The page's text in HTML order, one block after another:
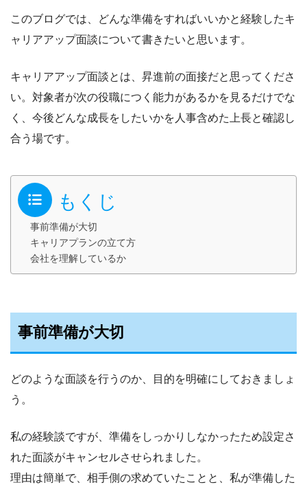
このブログでは、どんな準備をすればいいかと経験したキ
ャリアアップ面談について書きたいと思います。
キャリアアップ面談とは、昇進前の面接だと思ってくださ
い。対象者が次の役職につく能力があるかを見るだけでな
く、今後どんな成長をしたいかを人事含めた上長と確認し
合う場です。
もくじ
事前準備が大切
キャリアプランの立て方
会社を理解しているか
事前準備が大切
どのような面談を行うのか、目的を明確にしておきましょ
う。
私の経験談ですが、準備をしっかりしなかったため設定さ
れた面談がキャンセルさせられました。
理由は簡単で、相手側の求めていたことと、私が準備した